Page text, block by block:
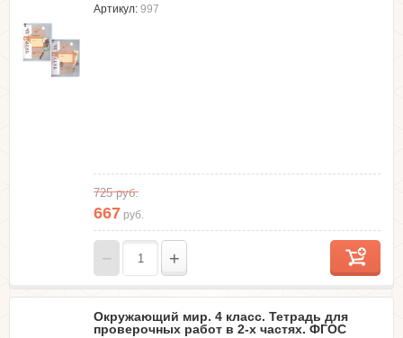
Артикул: 997
725руб.
667 руб.
− +
Окружающий мир. 4 класс. Тетрадь для
проверочных работ в 2-х частях. ФГОС